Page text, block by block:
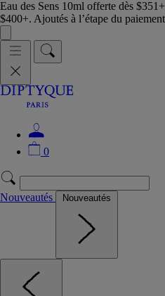
Eau des Sens 10ml offerte dès
$400+. Ajoutés à l’étape du
0
Nouveautés Nouveautés